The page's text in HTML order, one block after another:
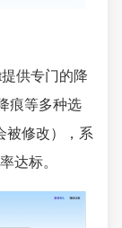
供专门的降
痕等多种选
被修改），系
达标。